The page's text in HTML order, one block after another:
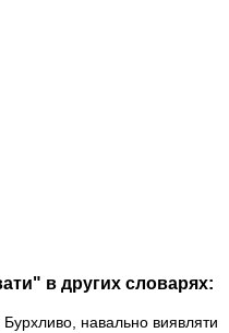
в других словарях:
навально виявляти